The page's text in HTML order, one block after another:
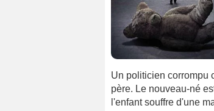
Un politicien corrompu
père. Le nouveau-né
l'enfant souffre d'une